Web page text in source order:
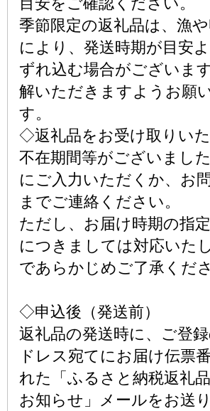
季節限定の返礼品は、漁
により、発送時期が目安
ずれ込む場合がございま
解いただきますようお願
す。
◇返礼品をお受け取りい
不在期間等がございまし
にご入力いただくか、お
までご連絡ください。
ただし、お届け時期の指
につきましては対応いた
であらかじめご了承くだ
◇申込後（発送前）
返礼品の発送時に、ご登
ドレス宛てにお届け伝票
れた「ふるさと納税返礼
お知らせ」メールをお送